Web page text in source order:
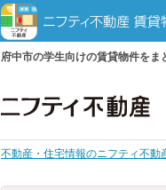
府中市の学生向けの賃貸物件をま
不動産・住宅情報のニフティ不動